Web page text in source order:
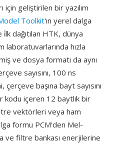
için geliştirilen bir yazılım
Toolkit'ın yerel dalga
i̇lk dağıtılan HTK, dünya
laboratuvarlarında hızla
ve dosya formatı da aynı
sayısını, 100 ns
başına bayt sayısını
içeren 12 baytlık bir
vektörleri veya ham
formu PCM'den Mel-
ve filtre bankası enerjilerine